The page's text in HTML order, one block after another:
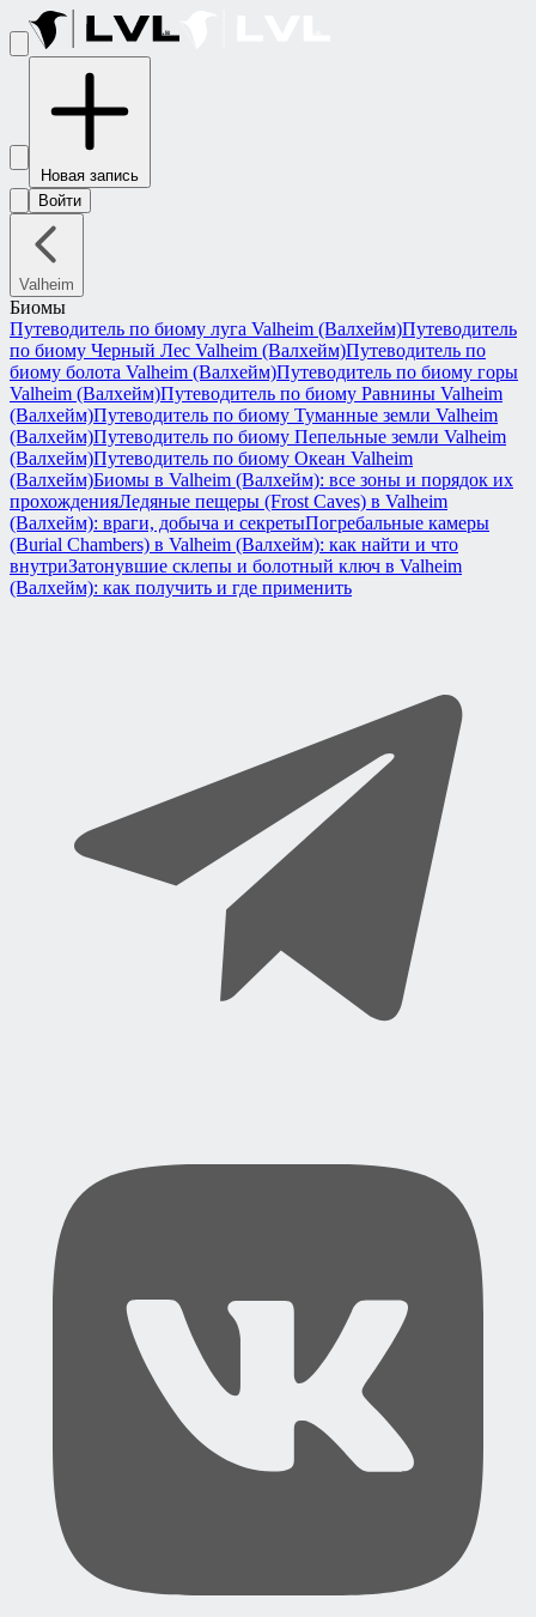
Новая запись
Войти
Valheim
Биомы
Путеводитель по биому луга Valheim (Валхейм)Путеводитель
по биому Черный Лес Valheim (Валхейм)Путеводитель по
биому болота Valheim (Валхейм)Путеводитель по биому горы
Valheim (Валхейм)Путеводитель по биому Равнины Valheim
(Валхейм)Путеводитель по биому Туманные земли Valheim
(Валхейм)Путеводитель по биому Пепельные земли Valheim
(Валхейм)Путеводитель по биому Океан Valheim
(Валхейм)Биомы в Valheim (Валхейм): все зоны и порядок их
прохожденияЛедяные пещеры (Frost Caves) в Valheim
(Валхейм): враги, добыча и секретыПогребальные камеры
(Burial Chambers) в Valheim (Валхейм): как найти и что
внутриЗатонувшие склепы и болотный ключ в Valheim
(Валхейм): как получить и где применить